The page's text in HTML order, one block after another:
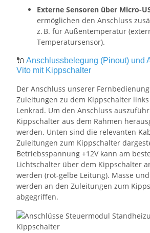
Externe Sensoren über Micro-
ermöglichen den Anschluss
z. B. für Außentemperatur
Temperatursensor).
🔌 Anschlussbelegung (Pinout) und
Vito mit Kippschalter
Der Anschluss unserer
Zuleitungen zu dem Kippschalter
Lenkrad. Um den Anschluss
Kippschalter aus dem Rahmen
werden. Unten sind die relevanten
Zuleitungen zum Kippschalter
Betriebsspannung +12V kann am
Lichtschalter über dem Kippschalter
werden (rot-gelbe Leitung). Masse
werden an den Zuleitungen zum
abgegriffen.